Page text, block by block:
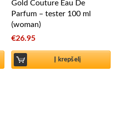
Gold Couture Eau De
Parfum – tester 100 ml
(woman)
€26.95
Į krepšelį